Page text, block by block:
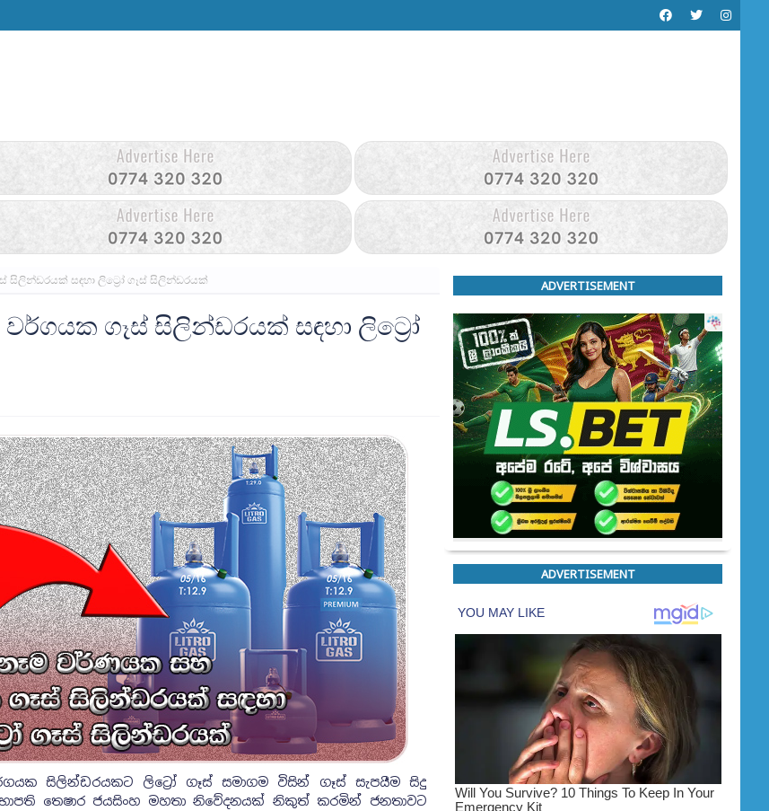
සිලින්ඩරයක් සඳහා ලිට්‍රෝ ගෑස් සිලින්ඩරයක්
ගෑස් සිලින්ඩරයක් සඳහා ලිට්‍රෝ
සිලින්ඩරයකට ලිට්‍රෝ ගෑස් සමාගම විසින් ගෑස් සැපයීම සිදු
තෙෂාර ජයසිංහ මහතා නිවේදනයක් නිකුත් කරමින් ජනතාවට
ADVERTISEMENT
ADVERTISEMENT